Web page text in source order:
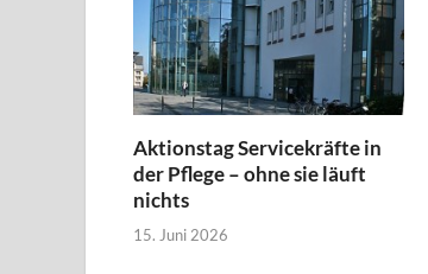
Aktionstag Servicekräfte in
der Pflege – ohne sie läuft
nichts
15. Juni 2026